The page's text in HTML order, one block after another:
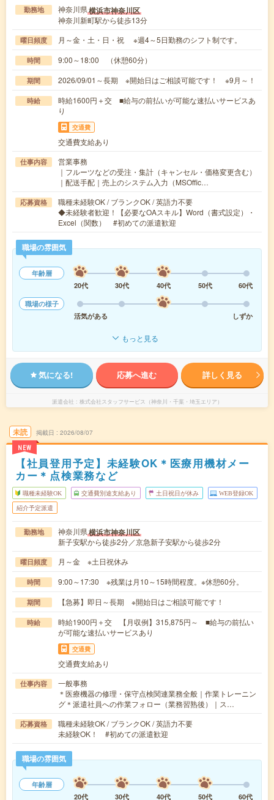
勤務地 神奈川県横浜市神奈川区
神奈川新町駅から徒歩13分
曜日頻度 月～金・土・日・祝 ※週4～5日勤務のシフト制です。
時間 9:00～18:00 （休憩60分）
期間 2026/09/01～長期 ※開始日はご相談可能です！ ※9月～！
時給
時給1600円＋交 ■給与の前払いが可能な速払いサービスあ
り
交通費
交通費支給あり
仕事内容
営業事務
｜フルーツなどの受注・集計（キャンセル・価格変更含む）
｜配送手配｜売上のシステム入力（MSOffic…
応募資格
職種未経験OK / ブランクOK / 英語力不要
◆未経験者歓迎！【必要なOAスキル】Word（書式設定）・
Excel（関数） #初めての派遣歓迎
職場の雰囲気
年齢層
20代
30代 40代 50代
60代
職場の様子
活気がある
しずか
もっと見る
気になる! 応募へ進む 詳しく見る
派遣会社 株式会社スタッフサービス（神奈川・千葉・埼玉エリア）
未読
NEW
掲載日 2026/08/07
【社員登用予定】未経験OK＊医療用機材メー
カー＊点検業務など
職種未経験OK 交通費別途支給あり 土日祝日が休み WEB登録OK
紹介予定派遣
勤務地 神奈川県横浜市神奈川区
新子安駅から徒歩2分／京急新子安駅から徒歩2分
曜日頻度 月～金 ※土日祝休み
時間 9:00～17:30 ※残業は月10～15時間程度。※休憩60分。
期間 【急募】即日～長期 ※開始日はご相談可能です！
時給
時給1900円＋交 【月収例】315,875円～ ■給与の前払い
が可能な速払いサービスあり
交通費
交通費支給あり
仕事内容
一般事務
＊医療機器の修理・保守点検関連業務全般｜作業トレーニン
グ＊派遣社員への作業フォロー（業務習熟後）｜ス…
応募資格
職種未経験OK / ブランクOK / 英語力不要
未経験OK！ #初めての派遣歓迎
職場の雰囲気
年齢層
20代
30代 40代 50代 60代